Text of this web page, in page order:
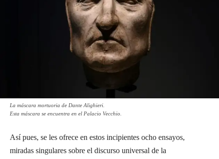
La máscara mortuoria de Dante Alighieri.
Esta máscara se encuentra en el Palacio Vecchio.
Así pues, se les ofrece en estos incipientes ocho ensayos,
miradas singulares sobre el discurso universal de la